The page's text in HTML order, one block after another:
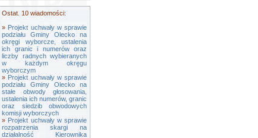
Ostat. 10 wiadomości:
» Projekt uchwały w sprawie
podziału Gminy Olecko na
okręgi wyborcze, ustalenia
ich granic i numerów oraz
liczby radnych wybieranych
w każdym okręgu
wyborczym
» Projekt uchwały w sprawie
podziału Gminy Olecko na
stałe obwody głosowania,
ustalenia ich numerów, granic
oraz siedzib obwodowych
komisji wyborczych
» Projekt uchwały w sprawie
rozpatrzenia skargi na
działalność Kierownika